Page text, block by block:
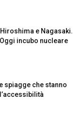
e Nagasaki.
incubo nucleare
spiagge che stanno